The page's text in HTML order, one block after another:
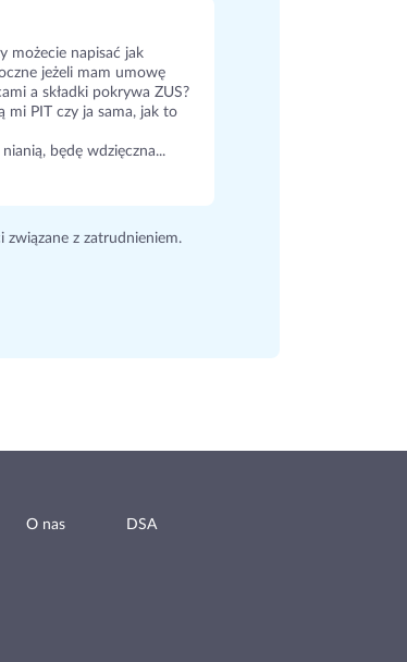
możecie napisać jak
jeżeli mam umowę
a składki pokrywa ZUS?
mi PIT czy ja sama, jak to
będę wdzięczna...
związane z zatrudnieniem.
O nas DSA